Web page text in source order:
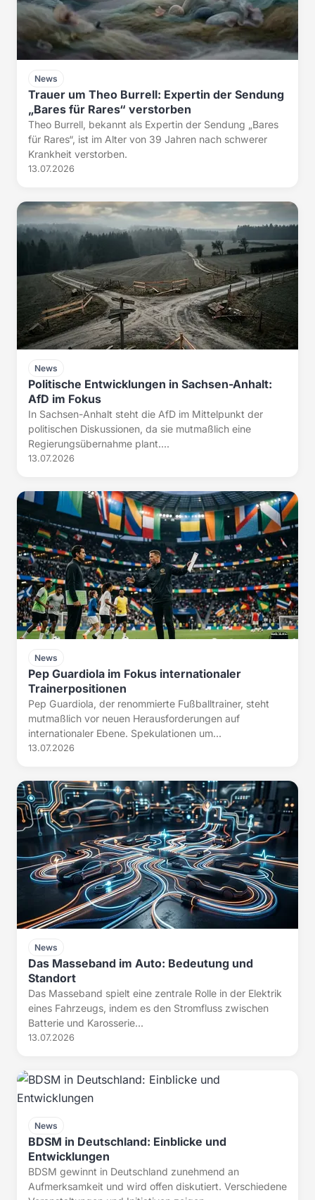
News
Trauer um Theo Burrell: Expertin der Sendung
„Bares für Rares“ verstorben
Theo Burrell, bekannt als Expertin der Sendung „Bares
für Rares“, ist im Alter von 39 Jahren nach schwerer
Krankheit verstorben.
13.07.2026
News
Politische Entwicklungen in Sachsen-Anhalt:
AfD im Fokus
In Sachsen-Anhalt steht die AfD im Mittelpunkt der
politischen Diskussionen, da sie mutmaßlich eine
Regierungsübernahme plant....
13.07.2026
News
Pep Guardiola im Fokus internationaler
Trainerpositionen
Pep Guardiola, der renommierte Fußballtrainer, steht
mutmaßlich vor neuen Herausforderungen auf
internationaler Ebene. Spekulationen um...
13.07.2026
News
Das Masseband im Auto: Bedeutung und
Standort
Das Masseband spielt eine zentrale Rolle in der Elektrik
eines Fahrzeugs, indem es den Stromfluss zwischen
Batterie und Karosserie...
13.07.2026
News
BDSM in Deutschland: Einblicke und
Entwicklungen
BDSM gewinnt in Deutschland zunehmend an
Aufmerksamkeit und wird offen diskutiert. Verschiedene